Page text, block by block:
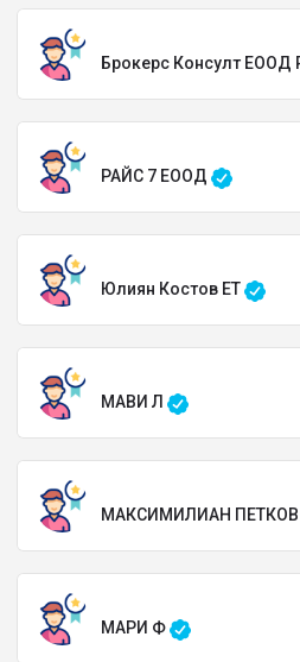
Брокерс Консулт ЕООД
РАЙС 7 ЕООД
Юлиян Костов ЕТ
МАВИ Л
МАКСИМИЛИАН
МАРИ Ф